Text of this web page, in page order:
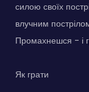
силою своїх
влучним
Промахнешся - і
Як грати